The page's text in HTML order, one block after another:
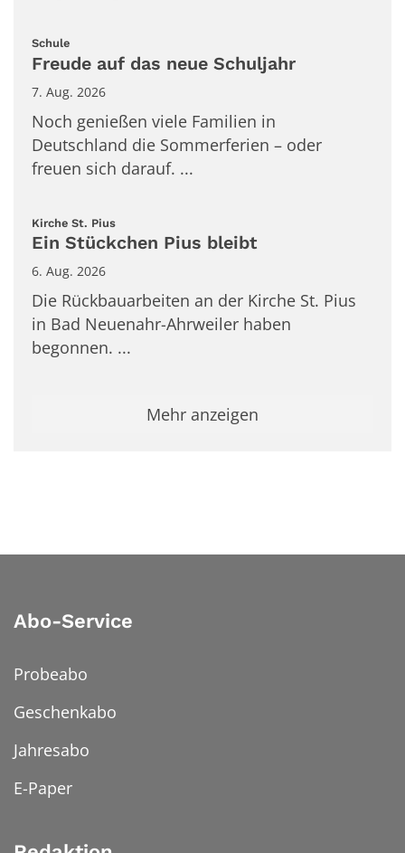
Schule:
Freude auf das neue Schuljahr
7. Aug. 2026
Noch genießen viele Familien in
Deutschland die Sommerferien – oder
freuen sich darauf. ...
Kirche St. Pius:
Ein Stückchen Pius bleibt
6. Aug. 2026
Die Rückbauarbeiten an der Kirche St. Pius
in Bad Neuenahr-Ahrweiler haben
begonnen. ...
Mehr anzeigen
Abo-Service
Probeabo
Geschenkabo
Jahresabo
E-Paper